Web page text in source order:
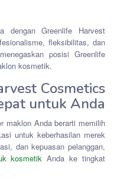
dengan Greenlife Harvest
fleksibilitas, dan
posisi Greenlife
kosmetik.
Cosmetics
untuk Anda
maklon Anda berarti memilih
untuk keberhasilan merek
dan kepuasan pelanggan,
kosmetik Anda ke tingkat